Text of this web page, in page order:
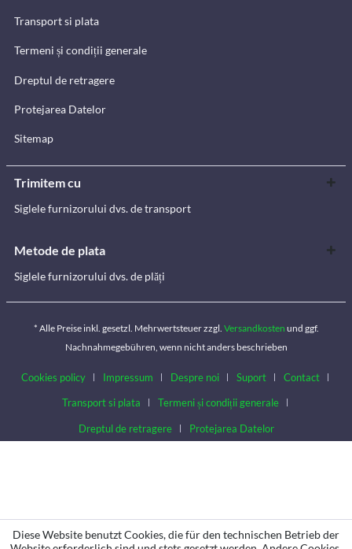
Transport si plata
Termeni și condiții generale
Dreptul de retragere
Protejarea Datelor
Sitemap
Trimitem cu
Siglele furnizorului dvs. de transport
Metode de plata
Siglele furnizorului dvs. de plăți
* Alle Preise inkl. gesetzl. Mehrwertsteuer zzgl. Versandkosten und ggf.
Nachnahmegebühren, wenn nicht anders beschrieben
Cookies policy Impressum Despre noi Suport
Contact
Transport si plata
Termeni și condiții generale
Dreptul de retragere Protejarea Datelor
Diese Website benutzt Cookies, die für den technischen Betrieb der